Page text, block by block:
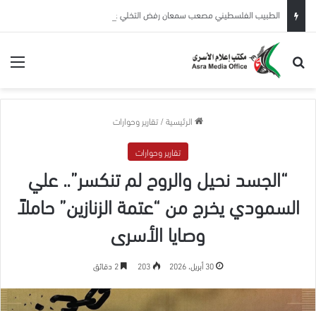
بحث عن
الرئيسية/ تقارير وحوارات
تقارير وحوارات
“الجسد نحيل والروح لم تنكسر”.. علي
السمودي يخرج من “عتمة الزنازين” حاملاً
وصايا الأسرى
30 أبريل، 2026 203